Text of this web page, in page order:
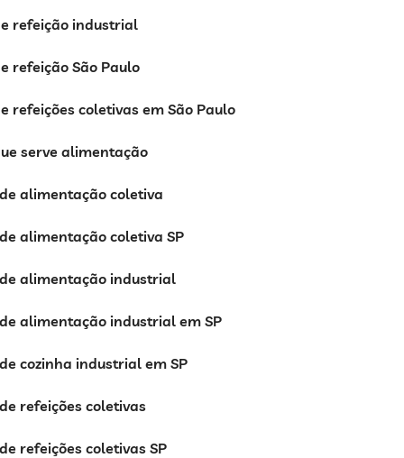
refeição industrial
refeição São Paulo
refeições coletivas em São Paulo
serve alimentação
alimentação coletiva
alimentação coletiva SP
alimentação industrial
alimentação industrial em SP
cozinha industrial em SP
refeições coletivas
refeições coletivas SP